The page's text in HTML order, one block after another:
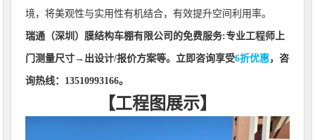
境，将美观性与实用性有机结合，有效提升空间利用率。
瑞通（深圳）膜结构车棚有限公司的免费服务:专业工程师上
门测量尺寸→出设计/报价方案等。立即咨询享受6折优惠，咨
询热线：13510993166。
【工程图展示】